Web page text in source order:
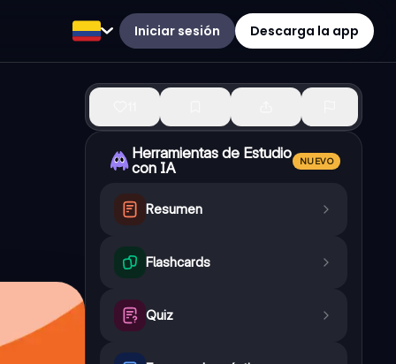
Iniciar sesión Descarga la app
Herramientas de Estudio
con IA
NUEVO
Resumen
Flashcards
Quiz